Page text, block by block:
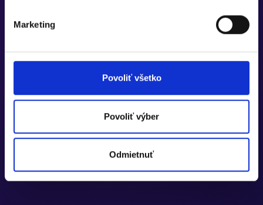
Marketing
Povoliť všetko
Povoliť výber
Odmietnuť